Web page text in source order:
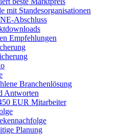
mit Standesorganisationen
Abschluss
Empfehlungen
Branchenlösung
Antworten
EUR Mitarbeiter
Planung